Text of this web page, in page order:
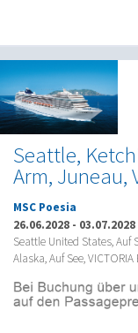
Seattle,
Arm, Juneau,
MSC Poesia
26.06.2028 - 03.07.2028
Seattle United States, Auf
Alaska, Auf See,